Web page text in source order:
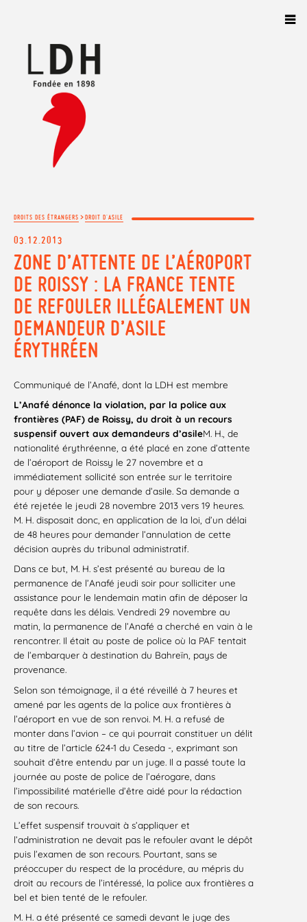
DROITS DES ÉTRANGERS >DROIT D'ASILE
03.12.2013
ZONE D’ATTENTE DE L’AÉROPORT
DE ROISSY : LA FRANCE TENTE
DE REFOULER ILLÉGALEMENT UN
DEMANDEUR D’ASILE
ÉRYTHRÉEN
Communiqué de l’Anafé, dont la LDH est membre
L’Anafé dénonce la violation, par la police aux
frontières (PAF) de Roissy, du droit à un recours
suspensif ouvert aux demandeurs d’asileM. H., de
nationalité érythréenne, a été placé en zone d’attente
de l’aéroport de Roissy le 27 novembre et a
immédiatement sollicité son entrée sur le territoire
pour y déposer une demande d’asile. Sa demande a
été rejetée le jeudi 28 novembre 2013 vers 19 heures.
M. H. disposait donc, en application de la loi, d’un délai
de 48 heures pour demander l’annulation de cette
décision auprès du tribunal administratif.
Dans ce but, M. H. s’est présenté au bureau de la
permanence de l’Anafé jeudi soir pour solliciter une
assistance pour le lendemain matin afin de déposer la
requête dans les délais. Vendredi 29 novembre au
matin, la permanence de l’Anafé a cherché en vain à le
rencontrer. Il était au poste de police où la PAF tentait
de l’embarquer à destination du Bahreïn, pays de
provenance.
Selon son témoignage, il a été réveillé à 7 heures et
amené par les agents de la police aux frontières à
l’aéroport en vue de son renvoi. M. H. a refusé de
monter dans l’avion – ce qui pourrait constituer un délit
au titre de l’article 624-1 du Ceseda -, exprimant son
souhait d’être entendu par un juge. Il a passé toute la
journée au poste de police de l’aérogare, dans
l’impossibilité matérielle d’être aidé pour la rédaction
de son recours.
L’effet suspensif trouvait à s’appliquer et
l’administration ne devait pas le refouler avant le dépôt
puis l’examen de son recours. Pourtant, sans se
préoccuper du respect de la procédure, au mépris du
droit au recours de l’intéressé, la police aux frontières a
bel et bien tenté de le refouler.
M. H. a été présenté ce samedi devant le juge des